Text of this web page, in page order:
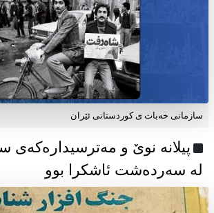
سازمانی خەبات ی كوردستانی ئێران
پیلانە نوێ و مەترسیدارەکەی
لە سەردەشت ئاشکرا بوو